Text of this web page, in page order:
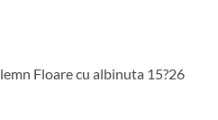
Floare cu albinuta 15?26